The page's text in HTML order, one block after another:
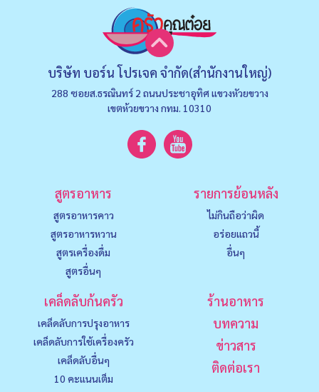
บริษัท บอร์น โปรเจค จำกัด(สำนักงานใหญ่)
288 ซอยส.ธรณินทร์ 2 ถนนประชาอุทิศ แขวงหัวยขวาง
เขตห้วยขวาง กทม. 10310
สูตรอาหาร
สูตรอาหารคาว
สูตรอาหารหวาน
สูตรเครื่องดื่ม
สูตรอื่นๆ
รายการย้อนหลัง
ไม่กินถือว่าผิด
อร่อยแถวนี้
อื่นๆ
เคล็ดลับก้นครัว
เคล็ดลับการปรุงอาหาร
เคล็ดลับการใช้เครื่องครัว
เคล็ดลับอื่นๆ
10 คะแนนเต็ม
ร้านอาหาร
บทความ
ข่าวสาร
ติดต่อเรา